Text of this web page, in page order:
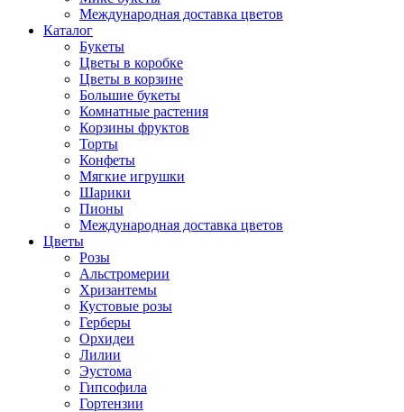
Международная доставка цветов
Каталог
Букеты
Цветы в коробке
Цветы в корзине
Большие букеты
Комнатные растения
Корзины фруктов
Торты
Конфеты
Мягкие игрушки
Шарики
Пионы
Международная доставка цветов
Цветы
Розы
Альстромерии
Хризантемы
Кустовые розы
Герберы
Орхидеи
Лилии
Эустома
Гипсофила
Гортензии